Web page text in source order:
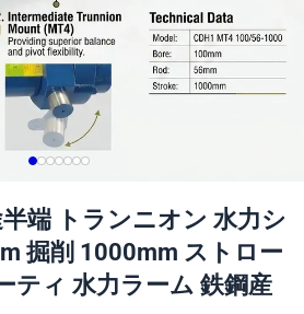
端 トランニオン 水力シ
掘削 1000mm ストロー
ティ 水力ラーム 鉄鋼産